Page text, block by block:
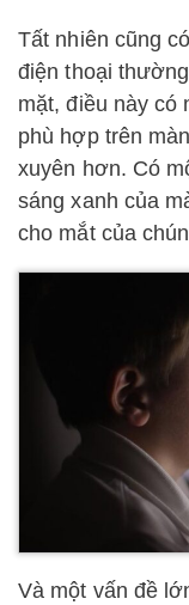
Tất nhiên cũng
điện thoại
mặt, điều này có
phù hợp trên
xuyên hơn. Có
sáng xanh của
cho mắt của
Và một vấn đề